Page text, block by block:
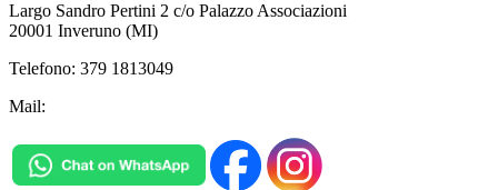
Largo Sandro Pertini 2 c/o Palazzo Associazioni
20001 Inveruno (MI)
Telefono: 379 1813049
Mail: